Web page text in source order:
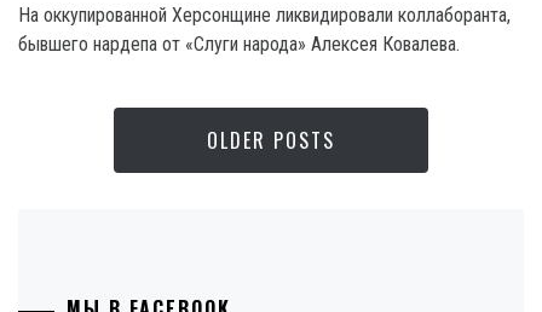
На оккупированной Херсонщине ликвидировали коллаборанта,
бывшего нардепа от «Слуги народа» Алексея Ковалева.
OLDER POSTS